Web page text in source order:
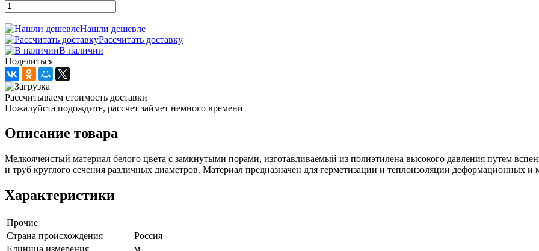
Нашли дешевле
Рассчитать доставку
В наличии
Поделиться
Рассчитываем стоимость доставки
Пожалуйста подождите, рассчет займет немного времени
Описание товара
Мелкоячеистый материал белого цвета с замкнутыми порами, изготавливаемый из полиэтилена высокого давления путем
и труб круглого сечения различных диаметров. Материал предназначен для герметизации и теплоизоляции деформационных
Характеристики
Прочие
Страна происхождения
Россия